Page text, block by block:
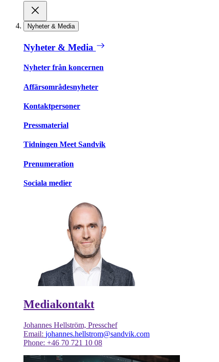
Nyheter & Media
Nyheter & Media
Nyheter från koncernen
Affärsområdesnyheter
Kontaktpersoner
Pressmaterial
Tidningen Meet Sandvik
Prenumeration
Sociala medier
Mediakontakt
Johannes Hellström, Presschef
Email: johannes.hellstrom@sandvik.com
Phone: +46 70 721 10 08